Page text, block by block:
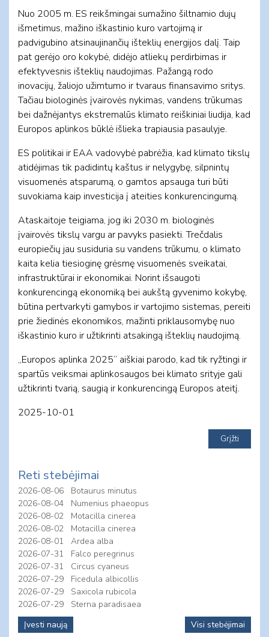
Nuo 2005 m. ES reikšmingai sumažino šiltnamio dujų
išmetimus, mažino iškastinio kuro vartojimą ir
padvigubino atsinaujinančių išteklių energijos dalį. Taip
pat gerėjo oro kokybė, didėjo atliekų perdirbimas ir
efektyvesnis išteklių naudojimas. Pažangą rodo
inovacijų, žaliojo užimtumo ir tvaraus finansavimo sritys.
Tačiau biologinės įvairovės nykimas, vandens trūkumas
bei dažnėjantys ekstremalūs klimato reiškiniai liudija, kad
Europos aplinkos būklė išlieka trapiausia pasaulyje.
ES politikai ir EAA vadovybė pabrėžia, kad klimato tikslų
atidėjimas tik padidintų kaštus ir nelygybę, silpnintų
visuomenės atsparumą, o gamtos apsauga turi būti
suvokiama kaip investicija į ateities konkurencingumą.
Ataskaitoje teigiama, jog iki 2030 m. biologinės
įvairovės tikslų vargu ar pavyks pasiekti. Trečdalis
europiečių jau susiduria su vandens trūkumu, o klimato
kaita kelia tiesioginę grėsmę visuomenės sveikatai,
infrastruktūrai ir ekonomikai. Norint išsaugoti
konkurencingą ekonomiką bei aukštą gyvenimo kokybę,
būtina pertvarkyti gamybos ir vartojimo sistemas, pereiti
prie žiedinės ekonomikos, mažinti priklausomybę nuo
iškastinio kuro ir užtikrinti atsakingą išteklių naudojimą.
„Europos aplinka 2025“ aiškiai parodo, kad tik ryžtingi ir
spartūs veiksmai aplinkosaugos bei klimato srityje gali
užtikrinti tvarią, saugią ir konkurencingą Europos ateitį.
2025-10-01
Reti stebėjimai
2026-08-06
Botaurus minutus
2026-08-04
Numenius phaeopus
2026-08-02
Motacilla cinerea
2026-08-02
Motacilla cinerea
2026-08-01
Ardea alba
2026-07-31
Falco peregrinus
2026-07-31
Circus cyaneus
2026-07-29
Ficedula albicollis
2026-07-29
Saxicola rubicola
2026-07-29
Sterna paradisaea
Įvesti naują
Visi stebėjimai